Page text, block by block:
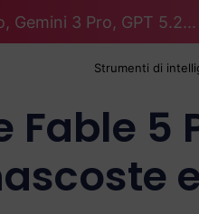
Gemini 3 Pro, GPT
Strumenti di
Fable 5